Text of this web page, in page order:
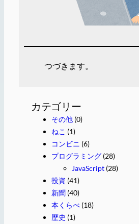
つづきます。
カテゴリー
その他(0)
ねこ (1)
コンビニ (6)
プログラミング(28)
JavaScript(28)
投資 (41)
新聞(40)
本くらべ(18)
歴史 (1)